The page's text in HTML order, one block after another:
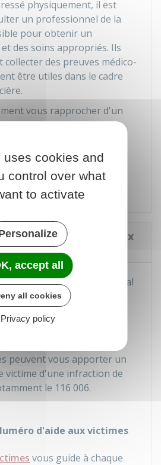
physiquement, il est
un professionnel de la
pour obtenir un
des soins appropriés. Ils
des preuves médico-
être utiles dans le cadre
vous rapprocher d'un
de ce qui vient de vous
structure d'aide aux
d'un service social
d'aide aux victimes
Ils sont formés pour vous
vos démarches et vous
peuvent vous apporter un
victime d'une infraction de
le 116 006.
d'aide aux victimes
vous guide à chaque
uses cookies and
control over what
to activate
accept all
all cookies
Privacy policy